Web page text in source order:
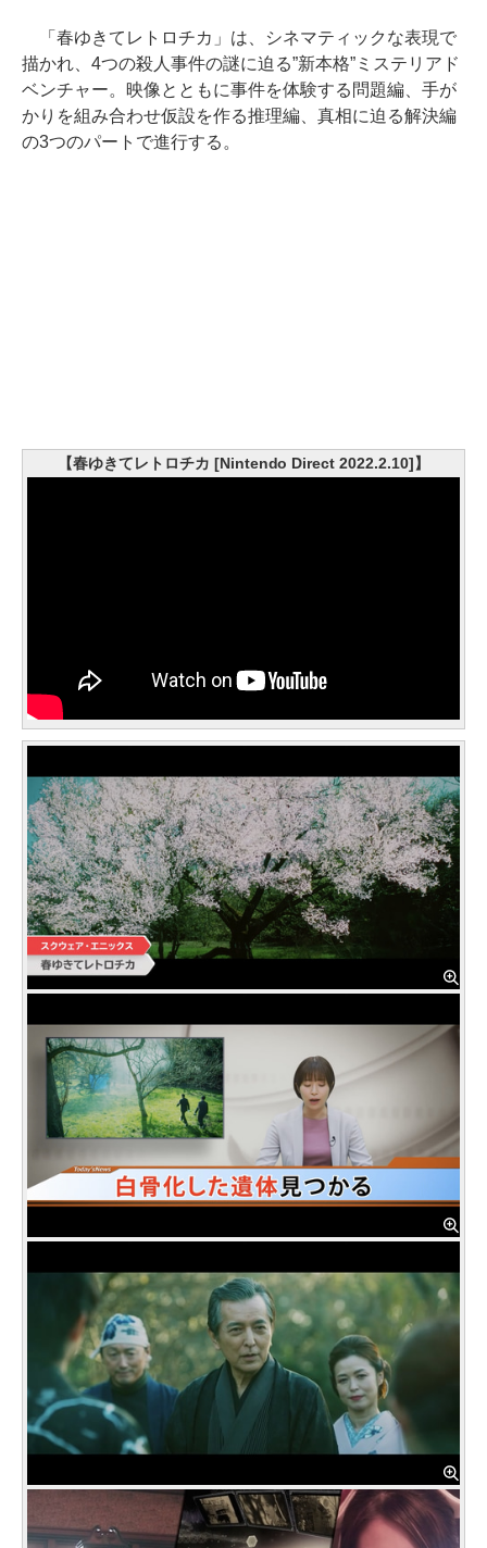
「春ゆきてレトロチカ」は、シネマティックな表現で
描かれ、4つの殺人事件の謎に迫る”新本格”ミステリアド
ベンチャー。映像とともに事件を体験する問題編、手が
かりを組み合わせ仮設を作る推理編、真相に迫る解決編
の3つのパートで進行する。
【春ゆきてレトロチカ [Nintendo Direct 2022.2.10]】